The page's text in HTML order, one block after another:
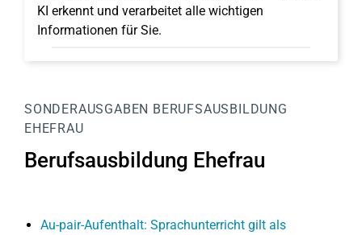
KI erkennt und verarbeitet alle wichtigen
Informationen für Sie.
SONDERAUSGABEN BERUFSAUSBILDUNG
EHEFRAU
Berufsausbildung Ehefrau
Au-pair-Aufenthalt: Sprachunterricht gilt als